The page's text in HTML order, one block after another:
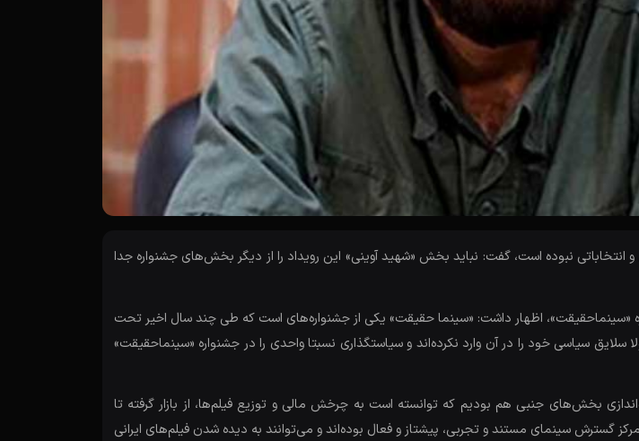
انتخاباتی نبوده است، گفت: نباید بخش «شهید آوینی» این رویداد را از دیگر بخش‌های جشنواره جدا
«سینماحقیقت»، اظهار داشت: «سینما حقیقت» یکی از جشنواره‌های است که طی چند سال اخیر تحت
سیاسی خود را در آن وارد نکرده‌اند و سیاستگذاری نسبتا واحدی را در جشنواره «سینماحقیقت»
بخش‌های جنبی هم بودیم که توانسته است به چرخش مالی و توزیع فیلم‌ها، از بازار گرفته تا
سینمای مستند و تجربی، پیشتاز و فعال بوده‌اند و می‌توانند به دیده شدن فیلم‌های ایرانی